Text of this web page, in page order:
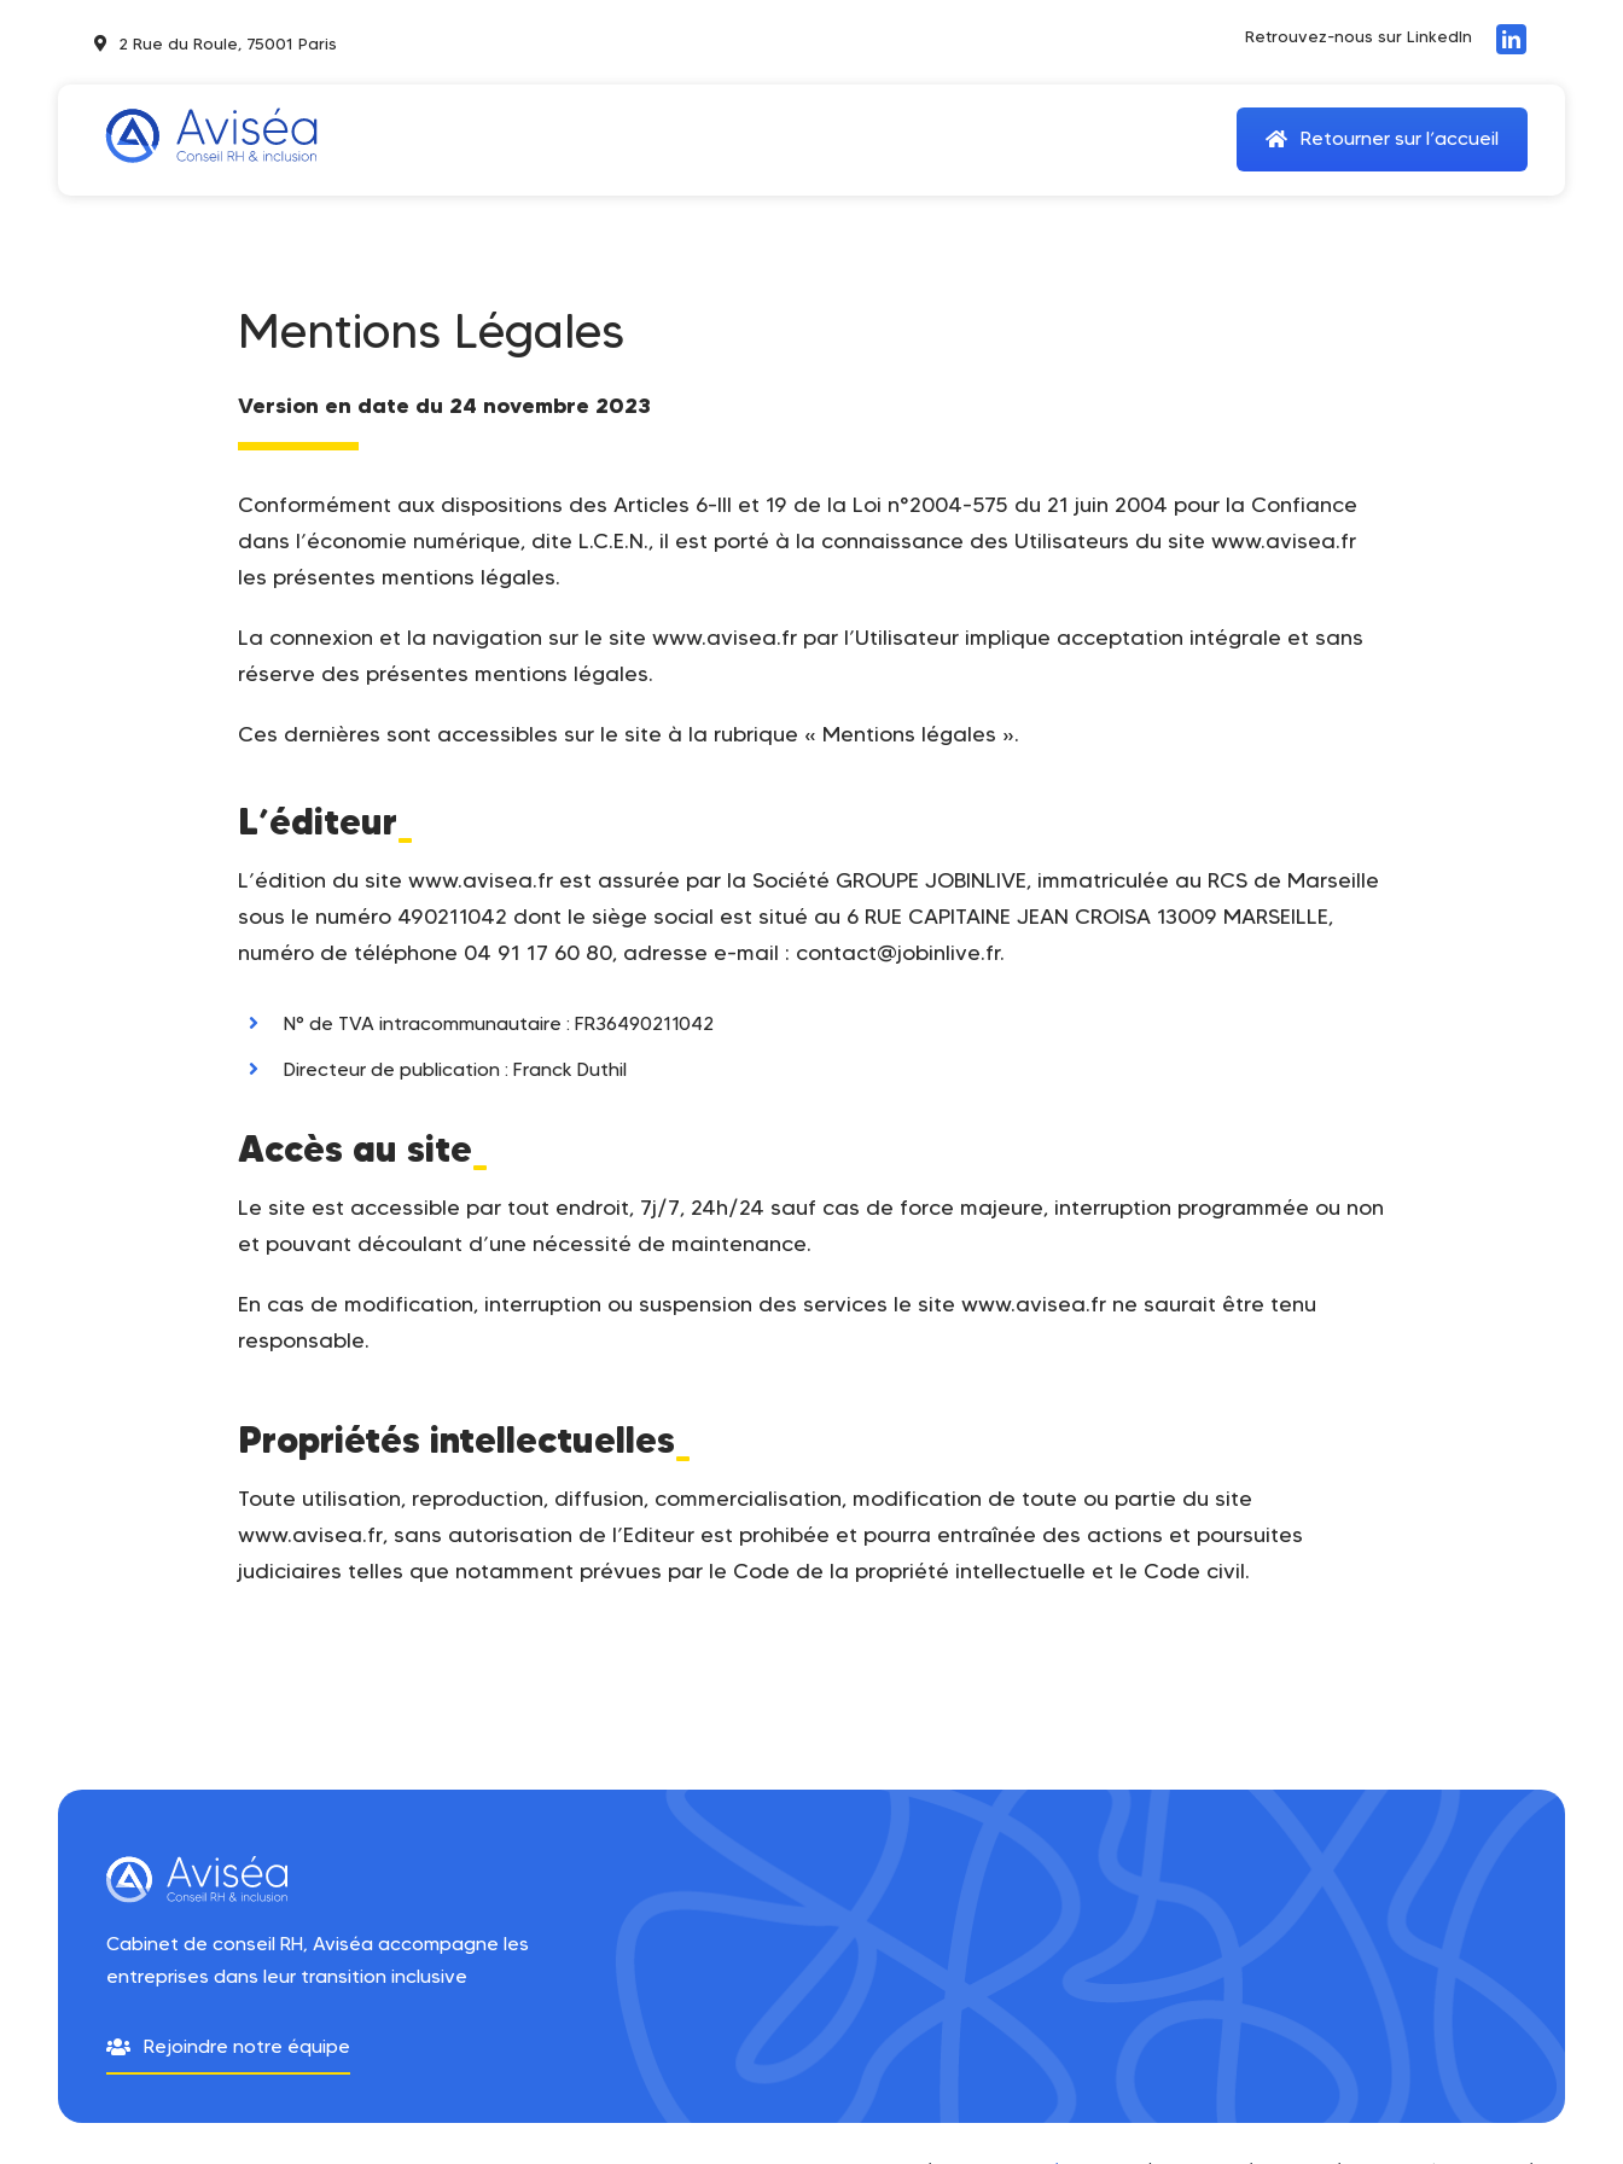
2 Rue du Roule, 75001 Paris Retrouvez-nous sur LinkedIn
Retourner sur l’accueil
Mentions Légales
Version en date du 24 novembre 2023
Conformément aux dispositions des Articles 6-III et 19 de la Loi n°2004-575 du 21 juin 2004 pour la Confiance
dans l’économie numérique, dite L.C.E.N., il est porté à la connaissance des Utilisateurs du site www.avisea.fr
les présentes mentions légales.
La connexion et la navigation sur le site www.avisea.fr par l’Utilisateur implique acceptation intégrale et sans
réserve des présentes mentions légales.
Ces dernières sont accessibles sur le site à la rubrique « Mentions légales ».
L’éditeur
L’édition du site www.avisea.fr est assurée par la Société GROUPE JOBINLIVE, immatriculée au RCS de Marseille
sous le numéro 490211042 dont le siège social est situé au 6 RUE CAPITAINE JEAN CROISA 13009 MARSEILLE,
numéro de téléphone 04 91 17 60 80, adresse e-mail : contact@jobinlive.fr.
N° de TVA intracommunautaire : FR36490211042
Directeur de publication : Franck Duthil
Accès au site
Le site est accessible par tout endroit, 7j/7, 24h/24 sauf cas de force majeure, interruption programmée ou non
et pouvant découlant d’une nécessité de maintenance.
En cas de modification, interruption ou suspension des services le site www.avisea.fr ne saurait être tenu
responsable.
Propriétés intellectuelles
Toute utilisation, reproduction, diffusion, commercialisation, modification de toute ou partie du site
www.avisea.fr, sans autorisation de l’Editeur est prohibée et pourra entraînée des actions et poursuites
judiciaires telles que notamment prévues par le Code de la propriété intellectuelle et le Code civil.
Cabinet de conseil RH, Aviséa accompagne les
entreprises dans leur transition inclusive
Rejoindre notre équipe